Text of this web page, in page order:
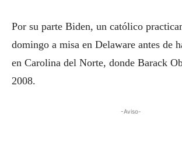
Por su parte Biden, un católico
domingo a misa en Delaware antes de
en Carolina del Norte, donde Barack
2008.
-Aviso-